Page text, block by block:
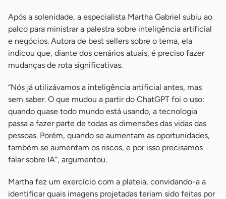
Após a solenidade, a especialista Martha Gabriel subiu ao
palco para ministrar a palestra sobre inteligência artificial
e negócios. Autora de best sellers sobre o tema, ela
indicou que, diante dos cenários atuais, é preciso fazer
mudanças de rota significativas.
“Nós já utilizávamos a inteligência artificial antes, mas
sem saber. O que mudou a partir do ChatGPT foi o uso:
quando quase todo mundo está usando, a tecnologia
passa a fazer parte de todas as dimensões das vidas das
pessoas. Porém, quando se aumentam as oportunidades,
também se aumentam os riscos, e por isso precisamos
falar sobre IA”, argumentou.
Martha fez um exercício com a plateia, convidando-a a
identificar quais imagens projetadas teriam sido feitas por